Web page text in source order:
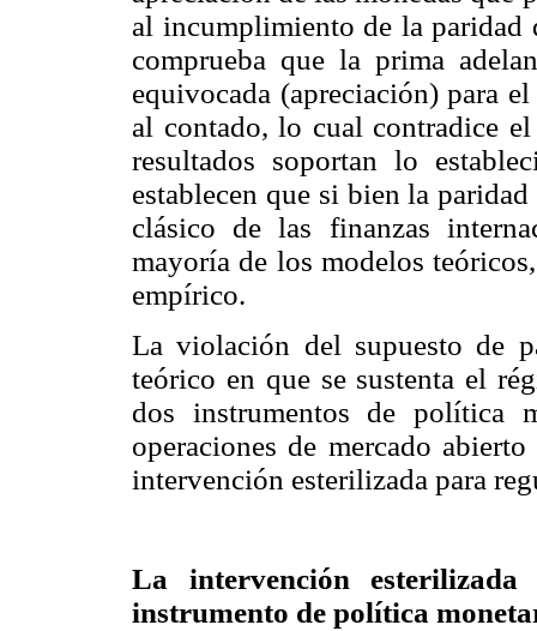
al incumplimiento de la paridad
comprueba que la prima
equivocada (apreciación) para
al contado, lo cual contradice
resultados soportan lo
establecen que si bien la
clásico de las finanzas
mayoría de los modelos
empírico.
La violación del supuesto de
teórico en que se sustenta el
dos instrumentos de
operaciones de mercado
intervención esterilizada para
La intervención
instrumento de política